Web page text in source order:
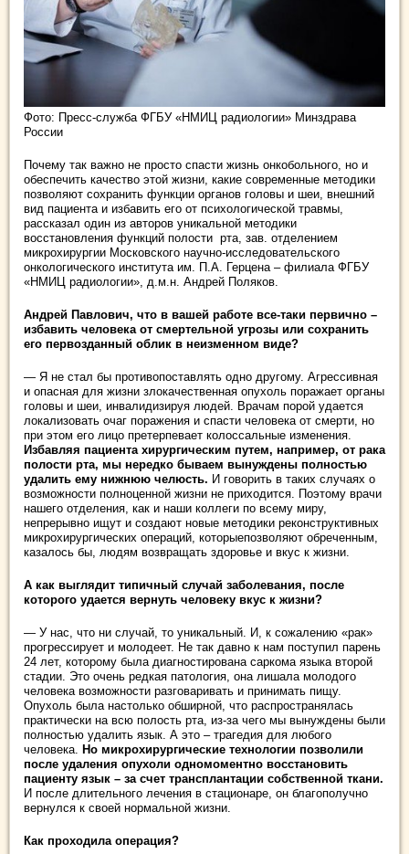
Фото: Пресс-служба ФГБУ «НМИЦ радиологии» Минздрава
России
Почему так важно не просто спасти жизнь онкобольного, но и
обеспечить качество этой жизни, какие современные методики
позволяют сохранить функции органов головы и шеи, внешний
вид пациента и избавить его от психологической травмы,
рассказал один из авторов уникальной методики
восстановления функций полости рта, зав. отделением
микрохирургии Московского научно-исследовательского
онкологического института им. П.А. Герцена – филиала ФГБУ
«НМИЦ радиологии», д.м.н. Андрей Поляков.
Андрей Павлович, что в вашей работе все-таки первично –
избавить человека от смертельной угрозы или сохранить
его первозданный облик в неизменном виде?
— Я не стал бы противопоставлять одно другому. Агрессивная
и опасная для жизни злокачественная опухоль поражает органы
головы и шеи, инвалидизируя людей. Врачам порой удается
локализовать очаг поражения и спасти человека от смерти, но
при этом его лицо претерпевает колоссальные изменения.
Избавляя пациента хирургическим путем, например, от рака
полости рта, мы нередко бываем вынуждены полностью
удалить ему нижнюю челюсть. И говорить в таких случаях о
возможности полноценной жизни не приходится. Поэтому врачи
нашего отделения, как и наши коллеги по всему миру,
непрерывно ищут и создают новые методики реконструктивных
микрохирургических операций, которыепозволяют обреченным,
казалось бы, людям возвращать здоровье и вкус к жизни.
А как выглядит типичный случай заболевания, после
которого удается вернуть человеку вкус к жизни?
— У нас, что ни случай, то уникальный. И, к сожалению «рак»
прогрессирует и молодеет. Не так давно к нам поступил парень
24 лет, которому была диагностирована саркома языка второй
стадии. Это очень редкая патология, она лишала молодого
человека возможности разговаривать и принимать пищу.
Опухоль была настолько обширной, что распространялась
практически на всю полость рта, из-за чего мы вынуждены были
полностью удалить язык. А это – трагедия для любого
человека.
Но микрохирургические технологии позволили
после удаления опухоли одномоментно восстановить
пациенту язык – за счет трансплантации собственной ткани.
И после длительного лечения в стационаре, он благополучно
вернулся к своей нормальной жизни.
Как проходила операция?